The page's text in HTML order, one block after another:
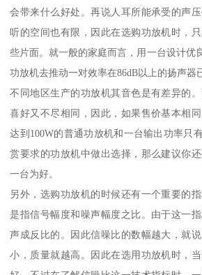
会带来什么好处。再说人耳所能承受的声
听的空间也有限，因此在选购功放机时，
些片面。就一般的家庭而言，用一台设计优
功放机去推动一对效率在86dB以上的扬声器
不同地区生产的功放机其音色是有差异的
喜好又不尽相同，因此，如果售价基本相
达到100W的普通功放机和一台输出功率只
赏要求的功放机中做出选择，那么建议你
一台为好。
另外，选购功放机的时候还有一个重要的
是指信号幅度和噪声幅度之比。由于这一
声成反比的。因此信噪比的数幅越大，就
小，质量就越高。因此在选用功放机时，